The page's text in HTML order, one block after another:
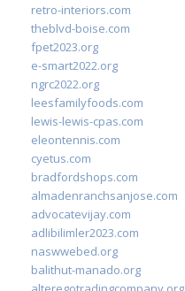
retro-interiors.com
theblvd-boise.com
fpet2023.org
e-smart2022.org
ngrc2022.org
leesfamilyfoods.com
lewis-lewis-cpas.com
eleontennis.com
cyetus.com
bradfordshops.com
almadenranchsanjose.com
advocatevijay.com
adlibilimler2023.com
naswwebed.org
balithut-manado.org